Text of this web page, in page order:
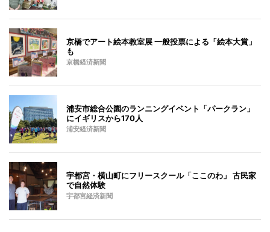
京橋でアート絵本教室展 一般投票による「絵本大賞」
も
京橋経済新聞
浦安市総合公園のランニングイベント「パークラン」
にイギリスから170人
浦安経済新聞
宇都宮・横山町にフリースクール「ここのわ」 古民家
で自然体験
宇都宮経済新聞